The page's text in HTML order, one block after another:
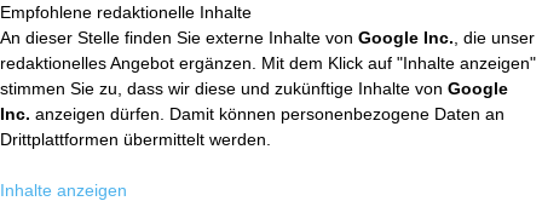
Empfohlene redaktionelle Inhalte
An dieser Stelle finden Sie externe Inhalte von Google Inc. , die unser
redaktionelles Angebot ergänzen. Mit dem Klick auf "Inhalte anzeigen"
stimmen Sie zu, dass wir diese und zukünftige Inhalte von Google
Inc. anzeigen dürfen. Damit können personenbezogene Daten an
Drittplattformen übermittelt werden.
Inhalte anzeigen